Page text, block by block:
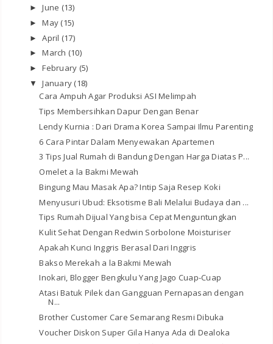
►June (13)
►May (15)
►April (17)
►March (10)
►February (5)
▼January (18)
Cara Ampuh Agar Produksi ASI Melimpah
Tips Membersihkan Dapur Dengan Benar
Lendy Kurnia : Dari Drama Korea Sampai Ilmu Parenting
6 Cara Pintar Dalam Menyewakan Apartemen
3 Tips Jual Rumah di Bandung Dengan Harga Diatas P...
Omelet a la Bakmi Mewah
Bingung Mau Masak Apa? Intip Saja Resep Koki
Menyusuri Ubud: Eksotisme Bali Melalui Budaya dan ...
Tips Rumah Dijual Yang bisa Cepat Menguntungkan
Kulit Sehat Dengan Redwin Sorbolone Moisturiser
Apakah Kunci Inggris Berasal Dari Inggris
Bakso Merekah a la Bakmi Mewah
Inokari, Blogger Bengkulu Yang Jago Cuap-Cuap
Atasi Batuk Pilek dan Gangguan Pernapasan dengan
N...
Brother Customer Care Semarang Resmi Dibuka
Voucher Diskon Super Gila Hanya Ada di Dealoka